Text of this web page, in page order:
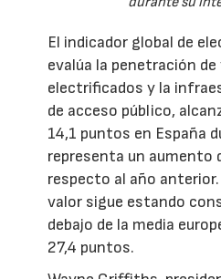
El indicador global de
evalúa la penetración
electrificados y la
de acceso público,
14,1 puntos en España
representa un aumento
respecto al año
valor sigue estando
debajo de la media
27,4 puntos.